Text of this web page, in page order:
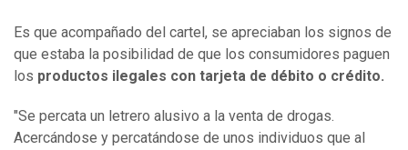
Es que acompañado del cartel, se apreciaban los signos de
que estaba la posibilidad de que los consumidores paguen
los productos ilegales con tarjeta de débito o crédito.
"Se percata un letrero alusivo a la venta de drogas.
Acercándose y percatándose de unos individuos que al